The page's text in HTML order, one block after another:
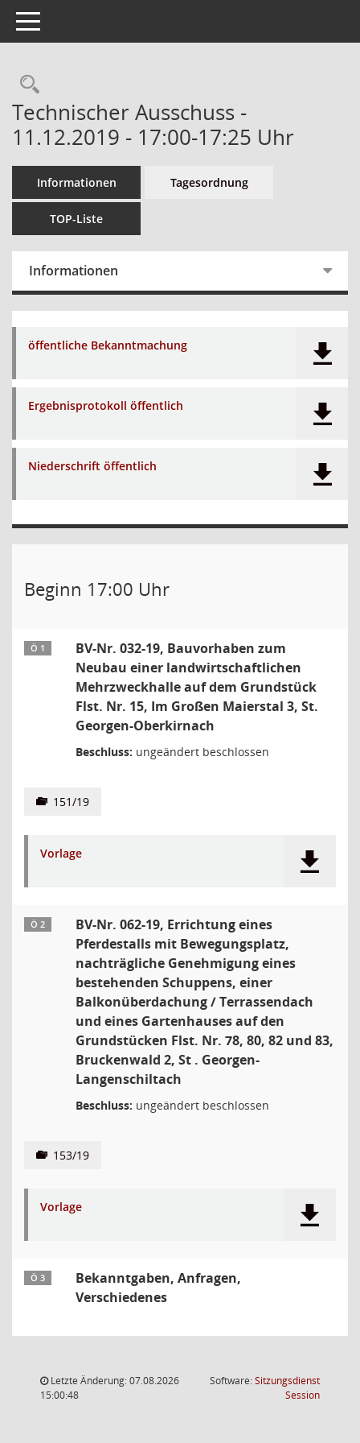
Toggle navigation
Technischer Ausschuss -
11.12.2019 - 17:00-17:25 Uhr
Informationen Tagesordnung
TOP-Liste
Informationen
öffentliche Bekanntmachung
Ergebnisprotokoll öffentlich
Niederschrift öffentlich
Beginn 17:00 Uhr
Ö 1
BV-Nr. 032-19, Bauvorhaben zum
Neubau einer landwirtschaftlichen
Mehrzweckhalle auf dem Grundstück
Flst. Nr. 15, Im Großen Maierstal 3, St.
Georgen-Oberkirnach
Beschluss: ungeändert beschlossen
151/19
Vorlage
Ö 2
BV-Nr. 062-19, Errichtung eines
Pferdestalls mit Bewegungsplatz,
nachträgliche Genehmigung eines
bestehenden Schuppens, einer
Balkonüberdachung / Terrassendach
und eines Gartenhauses auf den
Grundstücken Flst. Nr. 78, 80, 82 und 83,
Bruckenwald 2, St . Georgen-
Langenschiltach
Beschluss: ungeändert beschlossen
153/19
Vorlage
Ö 3
Bekanntgaben, Anfragen,
Verschiedenes
Letzte Änderung: 07.08.2026
15:00:48
Software:Sitzungsdienst
Session(Wird in